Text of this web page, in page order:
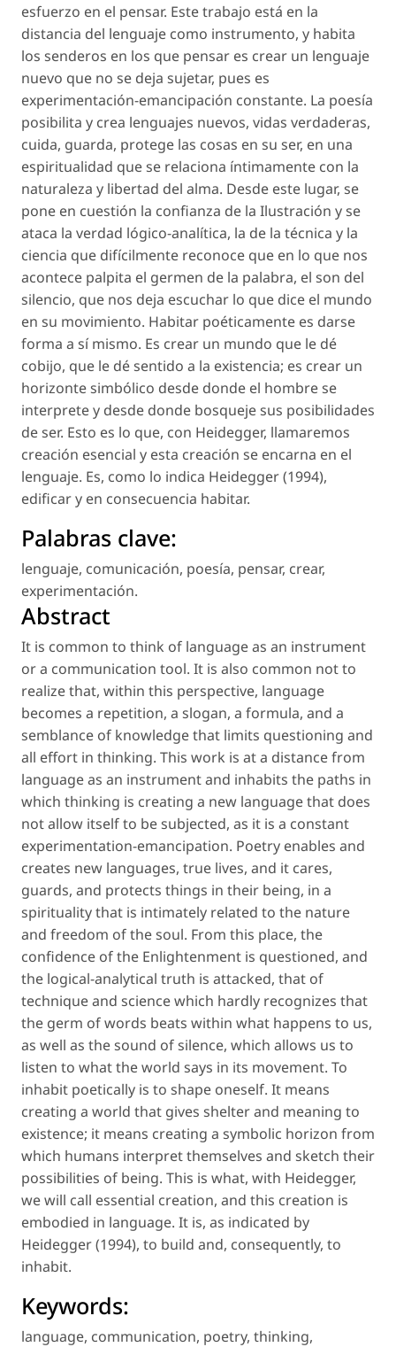
esfuerzo en el pensar. Este trabajo está en la
distancia del lenguaje como instrumento, y habita
los senderos en los que pensar es crear un lenguaje
nuevo que no se deja sujetar, pues es
experimentación-emancipación constante. La poesía
posibilita y crea lenguajes nuevos, vidas verdaderas,
cuida, guarda, protege las cosas en su ser, en una
espiritualidad que se relaciona íntimamente con la
naturaleza y libertad del alma. Desde este lugar, se
pone en cuestión la confianza de la Ilustración y se
ataca la verdad lógico-analítica, la de la técnica y la
ciencia que difícilmente reconoce que en lo que nos
acontece palpita el germen de la palabra, el son del
silencio, que nos deja escuchar lo que dice el mundo
en su movimiento. Habitar poéticamente es darse
forma a sí mismo. Es crear un mundo que le dé
cobijo, que le dé sentido a la existencia; es crear un
horizonte simbólico desde donde el hombre se
interprete y desde donde bosqueje sus posibilidades
de ser. Esto es lo que, con Heidegger, llamaremos
creación esencial y esta creación se encarna en el
lenguaje. Es, como lo indica Heidegger (1994),
edificar y en consecuencia habitar.
Palabras clave:
lenguaje, comunicación, poesía, pensar, crear,
experimentación.
Abstract
It is common to think of language as an instrument
or a communication tool. It is also common not to
realize that, within this perspective, language
becomes a repetition, a slogan, a formula, and a
semblance of knowledge that limits questioning and
all effort in thinking. This work is at a distance from
language as an instrument and inhabits the paths in
which thinking is creating a new languagethat does
not allow itself to be subjected, as it is a constant
experimentation-emancipation. Poetry enables and
creates new languages, true lives, and it cares,
guards, and protects things in their being, in a
spirituality that is intimately related to the nature
and freedom of the soul. From this place, the
confidence of the Enlightenment is questioned, and
the logical-analytical truth is attacked, that of
technique and science which hardly recognizes that
the germ of words beats within what happens to us,
as well as thesound of silence, which allows us to
listen to what the world says in its movement. To
inhabit poetically is to shape oneself. It means
creating a world that gives shelter and meaning to
existence; it means creating a symbolic horizon from
which humans interpret themselves and sketch their
possibilities of being. This is what, with Heidegger,
we will call essential creation, and this creation is
embodied in language. It is, as indicated by
Heidegger (1994), to build and, consequently, to
inhabit.
Keywords:
language, communication, poetry, thinking,